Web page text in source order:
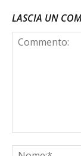
LASCIA UN